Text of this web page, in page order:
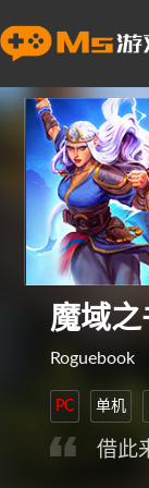
魔域之
Roguebook
PC 单机
借此